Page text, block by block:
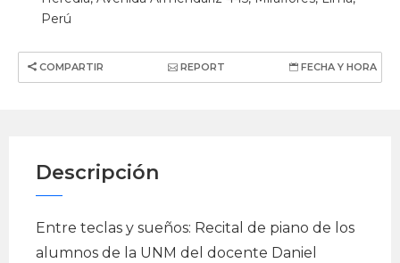
Perú
COMPARTIR REPORT FECHA Y HORA
Descripción
Entre teclas y sueños: Recital de piano de los
alumnos de la UNM del docente Daniel